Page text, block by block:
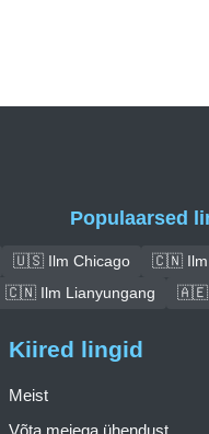
Populaarsed
🇺🇸 Ilm Chicago 🇨🇳 Ilm
🇨🇳 Ilm Lianyungang 🇦🇪
Kiired lingid
Meist
Võta meiega ühendust